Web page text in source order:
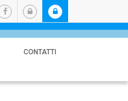
CONTATTI